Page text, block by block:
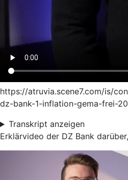
https://atruvia.scene7.com/is/
dz-bank-1-inflation-gema-frei-
Transkript anzeigen
Erklärvideo der DZ Bank